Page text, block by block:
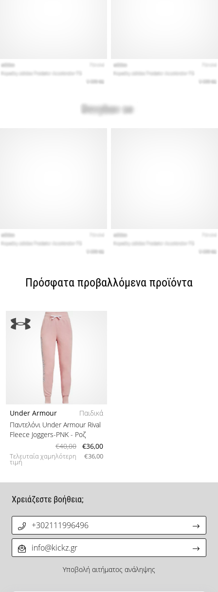
Πρόσφατα προβαλλόμενα προϊόντα
Under Armour
Παιδικά
Παντελόνι Under Armour Rival
Fleece Joggers-PNK - Ροζ
€40,00
€36,00
Τελευταία χαμηλότερη
τιμή
€36,00
Χρειάζεστε βοήθεια;
+302111996496
info@kickz.gr
Υποβολή αιτήματος ανάληψης